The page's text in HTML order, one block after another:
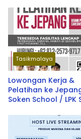
Tasikmalaya
Lowongan Kerja &
Pelatihan ke
Soken School / LPK